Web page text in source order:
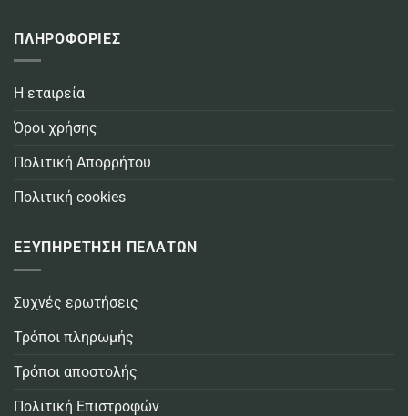
ΠΛΗΡΟΦΟΡΙΕΣ
Η εταιρεία
Όροι χρήσης
Πολιτική Απορρήτου
Πολιτική cookies
ΕΞΥΠΗΡΕΤΗΣΗ ΠΕΛΑΤΩΝ
Συχνές ερωτήσεις
Τρόποι πληρωμής
Τρόποι αποστολής
Πολιτική Επιστροφών